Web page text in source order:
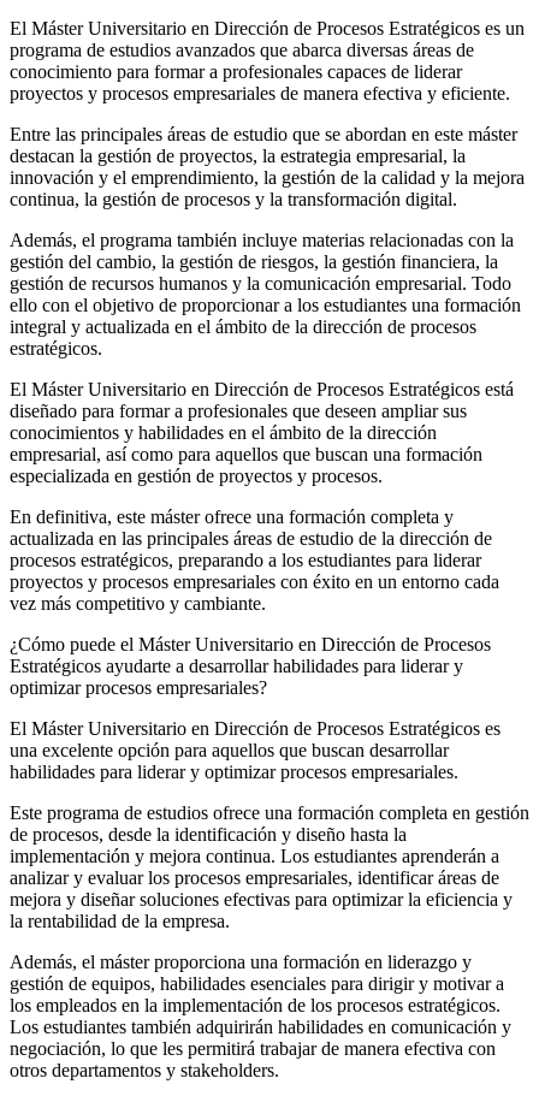
El Máster Universitario en Dirección de Procesos Estratégicos es un
programa de estudios avanzados que abarca diversas áreas de
conocimiento para formar a profesionales capaces de liderar
proyectos y procesos empresariales de manera efectiva y eficiente.
Entre las principales áreas de estudio que se abordan en este máster
destacan la gestión de proyectos, la estrategia empresarial, la
innovación y el emprendimiento, la gestión de la calidad y la mejora
continua, la gestión de procesos y la transformación digital.
Además, el programa también incluye materias relacionadas con la
gestión del cambio, la gestión de riesgos, la gestión financiera, la
gestión de recursos humanos y la comunicación empresarial. Todo
ello con el objetivo de proporcionar a los estudiantes una formación
integral y actualizada en el ámbito de la dirección de procesos
estratégicos.
El Máster Universitario en Dirección de Procesos Estratégicos está
diseñado para formar a profesionales que deseen ampliar sus
conocimientos y habilidades en el ámbito de la dirección
empresarial, así como para aquellos que buscan una formación
especializada en gestión de proyectos y procesos.
En definitiva, este máster ofrece una formación completa y
actualizada en las principales áreas de estudio de la dirección de
procesos estratégicos, preparando a los estudiantes para liderar
proyectos y procesos empresariales con éxito en un entorno cada
vez más competitivo y cambiante.
¿Cómo puede el Máster Universitario en Dirección de Procesos
Estratégicos ayudarte a desarrollar habilidades para liderar y
optimizar procesos empresariales?
El Máster Universitario en Dirección de Procesos Estratégicos es
una excelente opción para aquellos que buscan desarrollar
habilidades para liderar y optimizar procesos empresariales.
Este programa de estudios ofrece una formación completa en gestión
de procesos, desde la identificación y diseño hasta la
implementación y mejora continua. Los estudiantes aprenderán a
analizar y evaluar los procesos empresariales, identificar áreas de
mejora y diseñar soluciones efectivas para optimizar la eficiencia y
la rentabilidad de la empresa.
Además, el máster proporciona una formación en liderazgo y
gestión de equipos, habilidades esenciales para dirigir y motivar a
los empleados en la implementación de los procesos estratégicos.
Los estudiantes también adquirirán habilidades en comunicación y
negociación, lo que les permitirá trabajar de manera efectiva con
otros departamentos y stakeholders.